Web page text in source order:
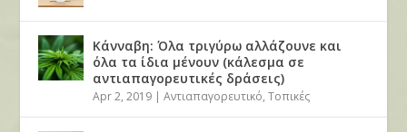
Κάνναβη: Όλα τριγύρω αλλάζουνε και
όλα τα ίδια μένουν (κάλεσμα σε
αντιαπαγορευτικές δράσεις)
Apr 2, 2019 |Αντιαπαγορευτικό,Τοπικές